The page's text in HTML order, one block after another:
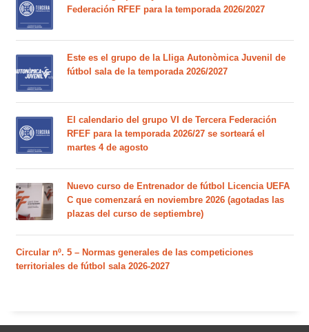
Federación RFEF para la temporada 2026/2027
Este es el grupo de la Lliga Autonòmica Juvenil de
fútbol sala de la temporada 2026/2027
El calendario del grupo VI de Tercera Federación
RFEF para la temporada 2026/27 se sorteará el
martes 4 de agosto
Nuevo curso de Entrenador de fútbol Licencia UEFA
C que comenzará en noviembre 2026 (agotadas las
plazas del curso de septiembre)
Circular nº. 5 – Normas generales de las competiciones
territoriales de fútbol sala 2026-2027